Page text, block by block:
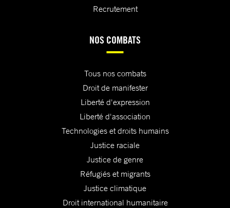
Recrutement
NOS COMBATS
Tous nos combats
Droit de manifester
Liberté d'expression
Liberté d'association
Technologies et droits humains
Justice raciale
Justice de genre
Réfugiés et migrants
Justice climatique
Droit international humanitaire